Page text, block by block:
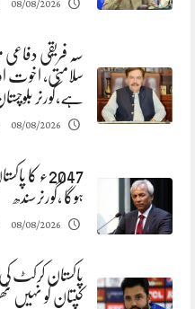
08/08/2026
سہ فریقی
سلامتی، اخوت
ہے،گورنر
08/08/2026
2047ء کا
ہوگا ،گورنرسندھ
08/08/2026
پاکستان کرکٹ
کپتان کو نہیں